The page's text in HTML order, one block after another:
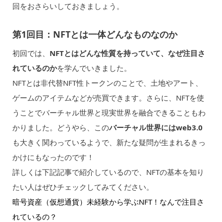
回をおさらいしておきましょう。
第1回目：NFTとは一体どんなものなのか
初回では、 NFTとはどんな性質を持っていて、なぜ注目さ
れているのかを学んでいきました。
NFTとは非代替NFT性トークンのことで、土地やアート、
ゲームのアイテムなどが売買できます。さらに、NFTを使
うことでバーチャル世界と現実世界を融合できることもわ
かりました。どうやら、このバーチャル世界にはweb3.0
も大きく関わっているようで、新たな疑問が生まれるきっ
かけにもなったのです！
詳しくは下記記事で紹介しているので、NFTの基本を知り
たい人はぜひチェックしてみてください。
暗号資産（仮想通貨）未経験から学ぶNFT！なんで注目さ
れているの？